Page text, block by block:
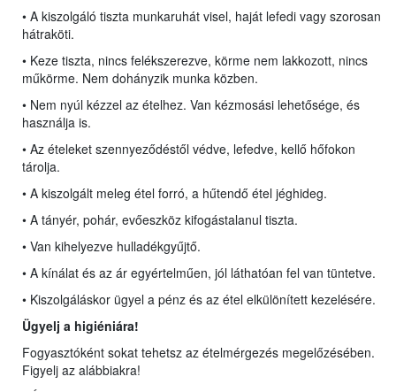
• A kiszolgáló tiszta munkaruhát visel, haját lefedi vagy szorosan
hátraköti.
• Keze tiszta, nincs felékszerezve, körme nem lakkozott, nincs
műkörme. Nem dohányzik munka közben.
• Nem nyúl kézzel az ételhez. Van kézmosási lehetősége, és
használja is.
• Az ételeket szennyeződéstől védve, lefedve, kellő hőfokon
tárolja.
• A kiszolgált meleg étel forró, a hűtendő étel jéghideg.
• A tányér, pohár, evőeszköz kifogástalanul tiszta.
• Van kihelyezve hulladékgyűjtő.
• A kínálat és az ár egyértelműen, jól láthatóan fel van tüntetve.
• Kiszolgáláskor ügyel a pénz és az étel elkülönített kezelésére.
Ügyelj a higiéniára!
Fogyasztóként sokat tehetsz az ételmérgezés megelőzésében.
Figyelj az alábbiakra!